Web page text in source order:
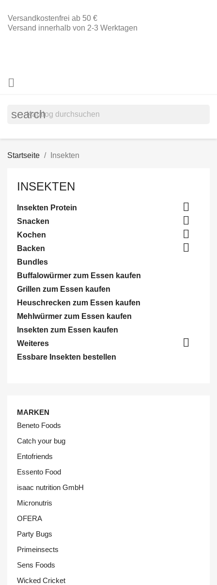
Versandkostenfrei ab 50 €
Versand innerhalb von 2-3 Werktagen

search
Startseite Insekten
INSEKTEN
Insekten Protein 
Snacken 
Kochen 
Backen 
Bundles
Buffalowürmer zum Essen kaufen
Grillen zum Essen kaufen
Heuschrecken zum Essen kaufen
Mehlwürmer zum Essen kaufen
Insekten zum Essen kaufen
Weiteres

Essbare Insekten bestellen
MARKEN
Beneto Foods
Catch your bug
Entofriends
Essento Food
isaac nutrition GmbH
Micronutris
OFERA
Party Bugs
Primeinsects
Sens Foods
Wicked Cricket